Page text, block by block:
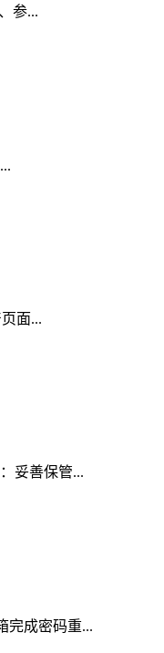
参...
面...
妥善保管...
完成密码重...